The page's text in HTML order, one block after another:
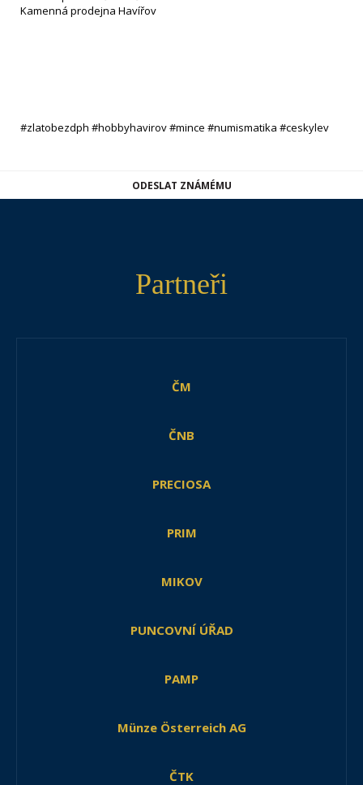
Kamenná prodejna Havířov
#zlatobezdph #hobbyhavirov #mince #numismatika #ceskylev
ODESLAT ZNÁMÉMU
Partneři
ČM
ČNB
PRECIOSA
PRIM
MIKOV
PUNCOVNÍ ÚŘAD
PAMP
Münze Österreich AG
ČTK